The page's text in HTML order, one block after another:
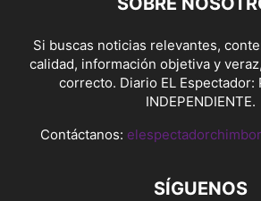
Si buscas noticias relevantes,
calidad, información objetiva y
correcto. Diario EL Espectador:
INDEPENDIENTE.
Contáctanos:
SÍGUENOS